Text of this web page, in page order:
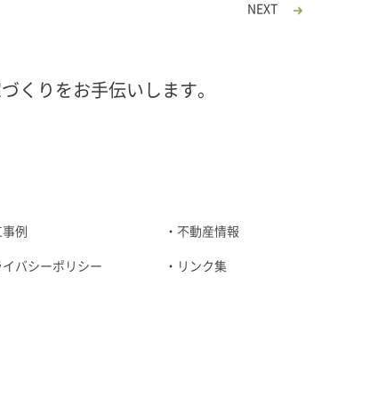
NEXT
くりをお手伝いします。
例 不動産情報
イバシーポリシー リンク集